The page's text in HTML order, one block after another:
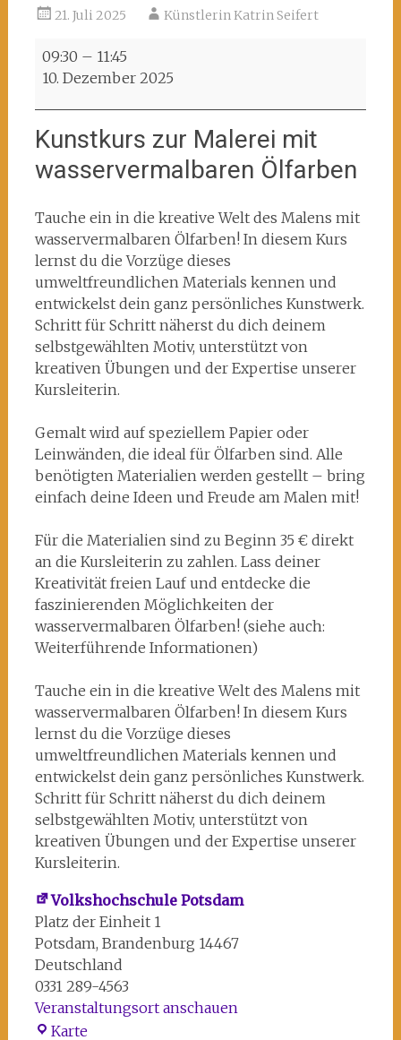
21. Juli 2025 Künstlerin Katrin Seifert
VHS-
Kurs:
Entfaltung
-
mit
am
Vormittag
(ID:
H25-
2D110)
09:30 – 11:45
10. Dezember 2025
Kunstkurs zur Malerei mit
wasservermalbaren Ölfarben
Tauche ein in die kreative Welt des Malens mit
wasservermalbaren Ölfarben! In diesem Kurs
lernst du die Vorzüge dieses
umweltfreundlichen Materials kennen und
entwickelst dein ganz persönliches Kunstwerk.
Schritt für Schritt näherst du dich deinem
selbstgewählten Motiv, unterstützt von
kreativen Übungen und der Expertise unserer
Kursleiterin.
Gemalt wird auf speziellem Papier oder
Leinwänden, die ideal für Ölfarben sind. Alle
benötigten Materialien werden gestellt – bring
einfach deine Ideen und Freude am Malen mit!
Für die Materialien sind zu Beginn 35 € direkt
an die Kursleiterin zu zahlen. Lass deiner
Kreativität freien Lauf und entdecke die
faszinierenden Möglichkeiten der
wasservermalbaren Ölfarben! (siehe auch:
Weiterführende Informationen)
Tauche ein in die kreative Welt des Malens mit
wasservermalbaren Ölfarben! In diesem Kurs
lernst du die Vorzüge dieses
umweltfreundlichen Materials kennen und
entwickelst dein ganz persönliches Kunstwerk.
Schritt für Schritt näherst du dich deinem
selbstgewählten Motiv, unterstützt von
kreativen Übungen und der Expertise unserer
Kursleiterin.
Volkshochschule Potsdam
Platz der Einheit 1
Potsdam, Brandenburg 14467
Deutschland
0331 289-4563
Veranstaltungsort anschauen
KarteVolkshochschule